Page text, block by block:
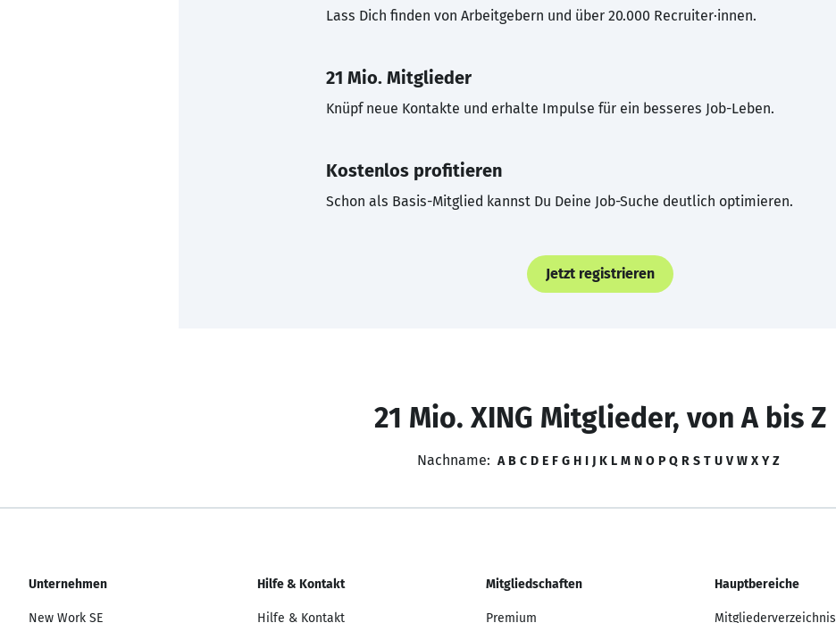
Lass Dich finden von Arbeitgebern und über 20.000 Recruiter·innen.
21 Mio. Mitglieder
Knüpf neue Kontakte und erhalte Impulse für ein besseres Job-Leben.
Kostenlos profitieren
Schon als Basis-Mitglied kannst Du Deine Job-Suche deutlich optimieren.
Jetzt registrieren
21 Mio. XING Mitglieder, von A bis Z
Nachname: A B C D E F G H I J K L M N O P Q R S T U V W X Y Z
Unternehmen
New Work SE
Hilfe & Kontakt
Hilfe & Kontakt
Mitgliedschaften
Premium
Hauptbereiche
Mitgliederverzeichnis